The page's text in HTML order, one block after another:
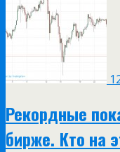
Рекордные
бирже. Кто на